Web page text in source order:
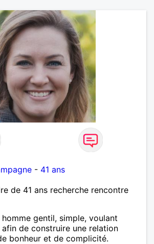
- 41 ans
de 41 ans recherche rencontre
gentil, simple, voulant
de construire une relation
bonheur et de complicité.